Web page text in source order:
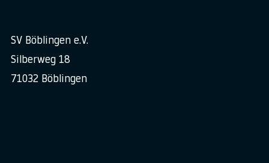
SV Böblingen e.V.
Silberweg 18
71032 Böblingen